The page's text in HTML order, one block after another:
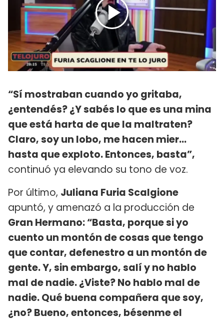
“Sí mostraban cuando yo gritaba,
¿entendés? ¿Y sabés lo que es una mina
que está harta de que la maltraten?
Claro, soy un lobo, me hacen mier…
hasta que exploto. Entonces, basta”,
continuó ya elevando su tono de voz.
Por último, Juliana Furia Scalgione
apuntó, y amenazó a la producción de
Gran Hermano: “Basta, porque si yo
cuento un montón de cosas que tengo
que contar, defenestro a un montón de
gente. Y, sin embargo, salí y no hablo
mal de nadie. ¿Viste? No hablo mal de
nadie. Qué buena compañera que soy,
¿no? Bueno, entonces, bésenme el